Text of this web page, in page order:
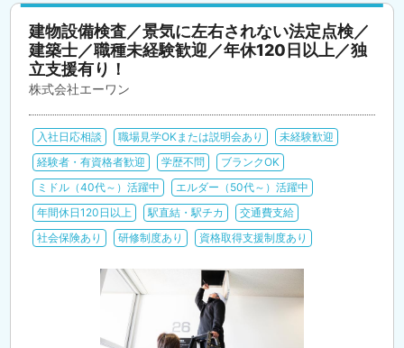
建物設備検査／景気に左右されない法定点検／
建築士／職種未経験歓迎／年休120日以上／独
立支援有り！
株式会社エーワン
入社日応相談 職場見学OKまたは説明会あり
未経験歓迎
経験者・有資格者歓迎
学歴不問
ブランクOK
ミドル（40代～）活躍中
エルダー（50代～）活躍中
年間休日120日以上
駅直結・駅チカ
交通費支給
社会保険あり
研修制度あり 資格取得支援制度あり